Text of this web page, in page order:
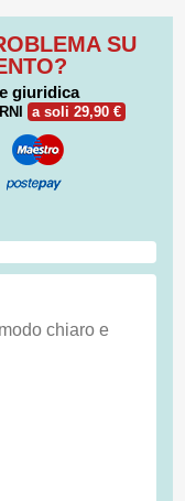
SU
giuridica
a soli 29,90 €